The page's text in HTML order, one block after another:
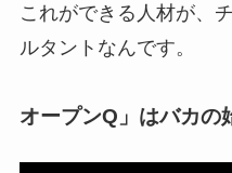
これができる人材が、
ルタントなんです。
オープンQ」はバカの